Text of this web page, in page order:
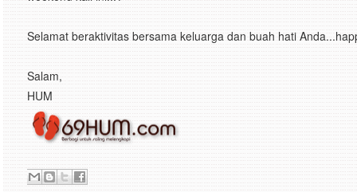
Selamat beraktivitas bersama keluarga dan buah hati
Salam,
HUM